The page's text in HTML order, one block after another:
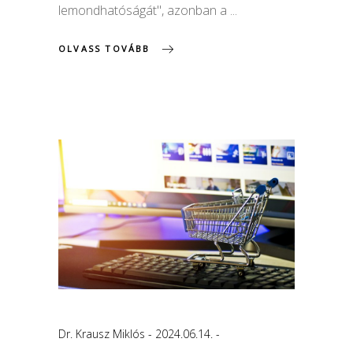
lemondhatóságát", azonban a
OLVASS TOVÁBB
Dr. Krausz Miklós 2024.06.14.